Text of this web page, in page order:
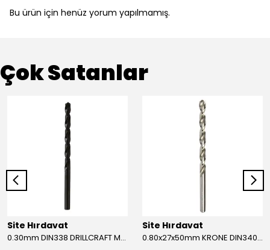
Bu ürün için henüz yorum yapılmamış.
Çok Satanlar
Site Hırdavat
0.30mm DIN338 DRILLCRAFT MATKAP UCU HSS 10 Adet
Site Hırdavat
0.80x27x50mm KRONE DIN340 UZUN MATKAP UCU HSS 10 Adet